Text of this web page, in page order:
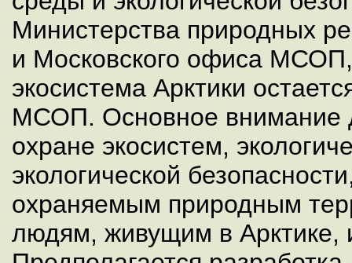
Министерства природных
и Московского офиса МСОП,
экосистема Арктики
МСОП. Основное внимание
охране экосистем,
экологической
охраняемым природным
людям, живущим в Арктике,